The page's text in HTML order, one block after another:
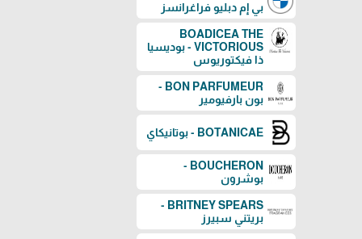
بي إم دبليو فراغرانسز
BOADICEA THE
VICTORIOUS - بوديسيا
ذا فيكتوريوس
BON PARFUMEUR -
بون بارفيومير
BOTANICAE - بوتانيكاي
BOUCHERON -
بوشرون
BRITNEY SPEARS -
بريتني سبيرز